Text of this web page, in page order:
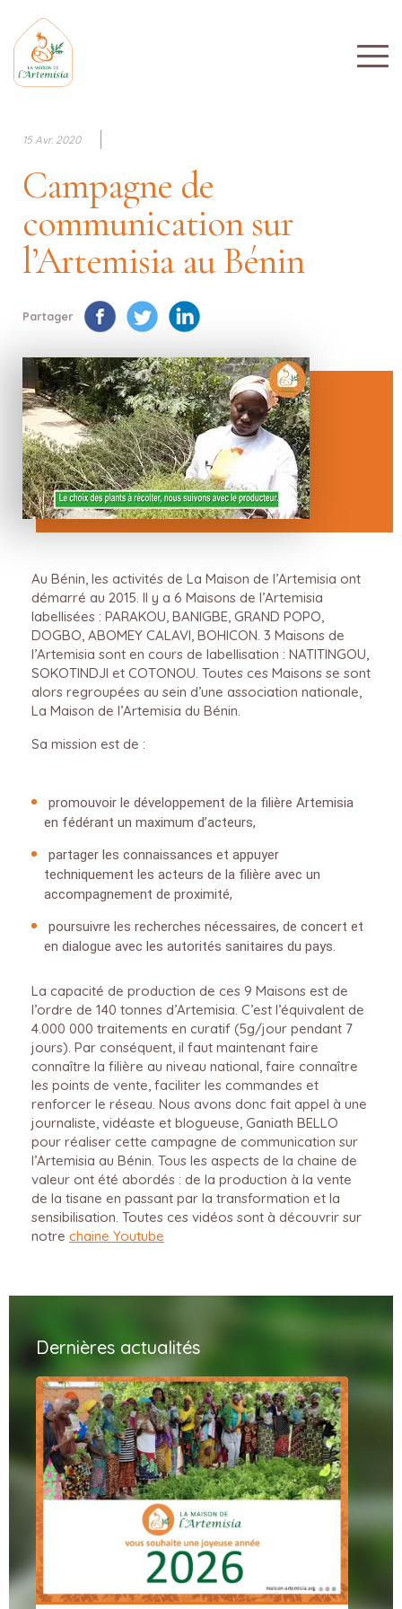
15 Avr. 2020
Campagne de
communication sur
l’Artemisia au Bénin
Partager
Au Bénin, les activités de La Maison de l’Artemisia ont
démarré au 2015. Il y a 6 Maisons de l’Artemisia
labellisées : PARAKOU, BANIGBE, GRAND POPO,
DOGBO, ABOMEY CALAVI, BOHICON. 3 Maisons de
l’Artemisia sont en cours de labellisation : NATITINGOU,
SOKOTINDJI et COTONOU. Toutes ces Maisons se sont
alors regroupées au sein d’une association nationale,
La Maison de l’Artemisia du Bénin.
Sa mission est de :
promouvoir le développement de la filière Artemisia
en fédérant un maximum d’acteurs,
partager les connaissances et appuyer
techniquement les acteurs de la filière avec un
accompagnement de proximité,
poursuivre les recherches nécessaires, de concert et
en dialogue avec les autorités sanitaires du pays.
La capacité de production de ces 9 Maisons est de
l’ordre de 140 tonnes d’Artemisia. C’est l’équivalent de
4.000 000 traitements en curatif (5g/jour pendant 7
jours). Par conséquent, il faut maintenant faire
connaître la filière au niveau national, faire connaître
les points de vente, faciliter les commandes et
renforcer le réseau. Nous avons donc fait appel à une
journaliste, vidéaste et blogueuse, Ganiath BELLO
pour réaliser cette campagne de communication sur
l’Artemisia au Bénin. Tous les aspects de la chaine de
valeur ont été abordés : de la production à la vente
de la tisane en passant par la transformation et la
sensibilisation. Toutes ces vidéos sont à découvrir sur
notre chaine Youtube
Dernières actualités